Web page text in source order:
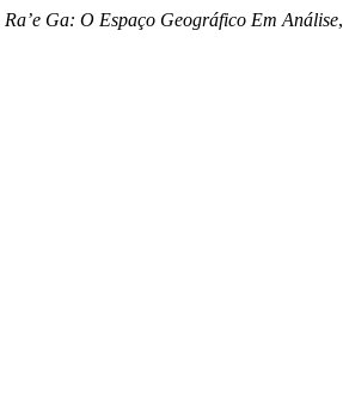
Ra’e Ga: O Espaço Geográfico Em Análise,